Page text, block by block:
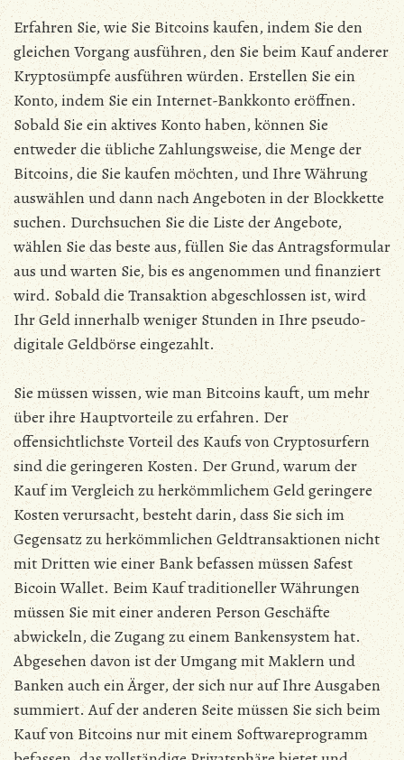
Erfahren Sie, wie Sie Bitcoins kaufen, indem Sie den
gleichen Vorgang ausführen, den Sie beim Kauf anderer
Kryptosümpfe ausführen würden. Erstellen Sie ein
Konto, indem Sie ein Internet-Bankkonto eröffnen.
Sobald Sie ein aktives Konto haben, können Sie
entweder die übliche Zahlungsweise, die Menge der
Bitcoins, die Sie kaufen möchten, und Ihre Währung
auswählen und dann nach Angeboten in der Blockkette
suchen. Durchsuchen Sie die Liste der Angebote,
wählen Sie das beste aus, füllen Sie das Antragsformular
aus und warten Sie, bis es angenommen und finanziert
wird. Sobald die Transaktion abgeschlossen ist, wird
Ihr Geld innerhalb weniger Stunden in Ihre pseudo-
digitale Geldbörse eingezahlt.
Sie müssen wissen, wie man Bitcoins kauft, um mehr
über ihre Hauptvorteile zu erfahren. Der
offensichtlichste Vorteil des Kaufs von Cryptosurfern
sind die geringeren Kosten. Der Grund, warum der
Kauf im Vergleich zu herkömmlichem Geld geringere
Kosten verursacht, besteht darin, dass Sie sich im
Gegensatz zu herkömmlichen Geldtransaktionen nicht
mit Dritten wie einer Bank befassen müssen Safest
Bicoin Wallet. Beim Kauf traditioneller Währungen
müssen Sie mit einer anderen Person Geschäfte
abwickeln, die Zugang zu einem Bankensystem hat.
Abgesehen davon ist der Umgang mit Maklern und
Banken auch ein Ärger, der sich nur auf Ihre Ausgaben
summiert. Auf der anderen Seite müssen Sie sich beim
Kauf von Bitcoins nur mit einem Softwareprogramm